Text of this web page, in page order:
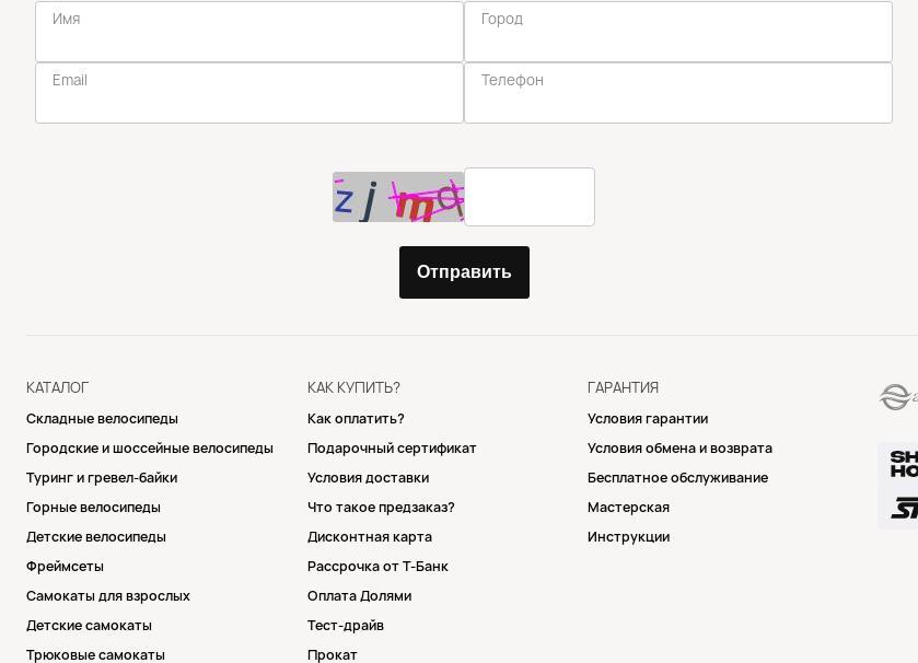
Имя Город
Email Телефон
Отправить
КАТАЛОГ
Складные велосипеды
Городские и шоссейные велосипеды
Туринг и гревел-байки
Горные велосипеды
Детские велосипеды
Фреймсеты
Самокаты для взрослых
Детские самокаты
Трюковые самокаты
КАК КУПИТЬ?
Как оплатить?
Подарочный сертификат
Условия доставки
Что такое предзаказ?
Дисконтная карта
Рассрочка от Т-Банк
Оплата Долями
Тест-драйв
Прокат
ГАРАНТИЯ
Условия гарантии
Условия обмена и возврата
Бесплатное обслуживание
Мастерская
Инструкции